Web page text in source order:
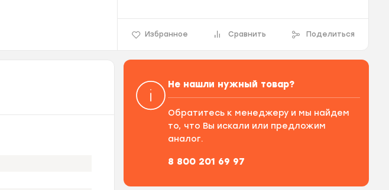
Избранное Сравнить Поделиться
Не нашли нужный товар?
Обратитесь к менеджеру и мы найдем
то, что Вы искали или предложим
аналог.
8 800 201 69 97